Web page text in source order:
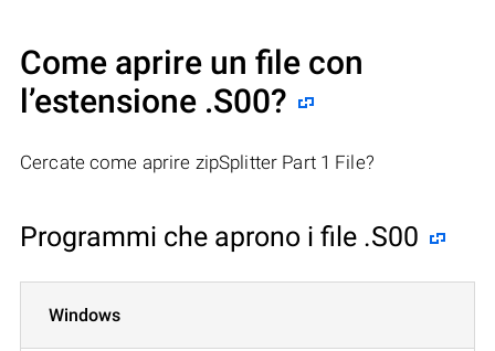
Come aprire un file con
l’estensione .S00?
Cercate come aprire zipSplitter Part 1 File?
Programmi che aprono i file .S00
Windows